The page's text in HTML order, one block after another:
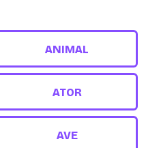
ANIMAL
ATOR
AVE